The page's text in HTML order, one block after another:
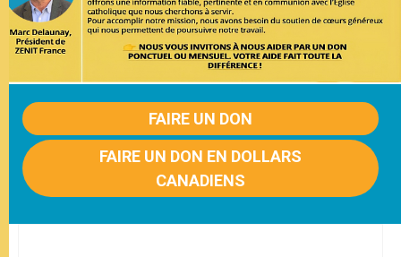
FAIRE UN DON
FAIRE UN DON EN DOLLARS
CANADIENS